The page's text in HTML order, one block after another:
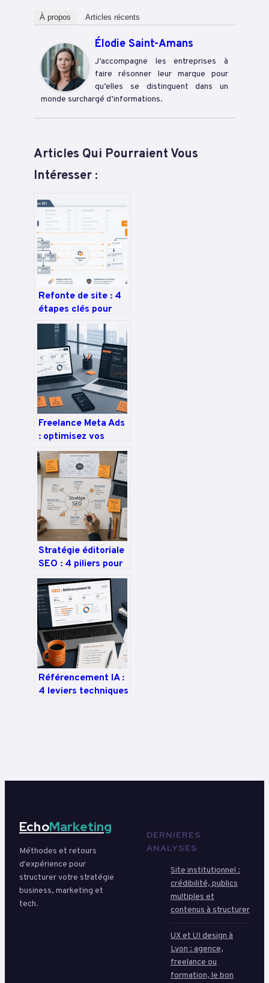
À propos Articles récents
Élodie Saint-Amans
J’accompagne les entreprises à
faire résonner leur marque pour
qu’elles se distinguent dans un
monde surchargé d’informations.
Articles Qui Pourraient Vous
Intéresser :
Refonte de site : 4
étapes clés pour
préserver votre
trafic et sécuriser
votre SEO
Freelance Meta Ads
: optimisez vos
campagnes et
maximisez votre
retour sur
investissement
Stratégie éditoriale
SEO : 4 piliers pour
dominer les
résultats et
transformer vos
lecteurs en clients
Référencement IA :
4 leviers techniques
EchoMarketing
Méthodes et retours
d'expérience pour
structurer votre stratégie
business, marketing et
tech.
DERNIÈRES
ANALYSES
Site institutionnel :
crédibilité, publics
multiples et
contenus à structurer
UX et UI design à
Lyon : agence,
freelance ou
formation, le bon